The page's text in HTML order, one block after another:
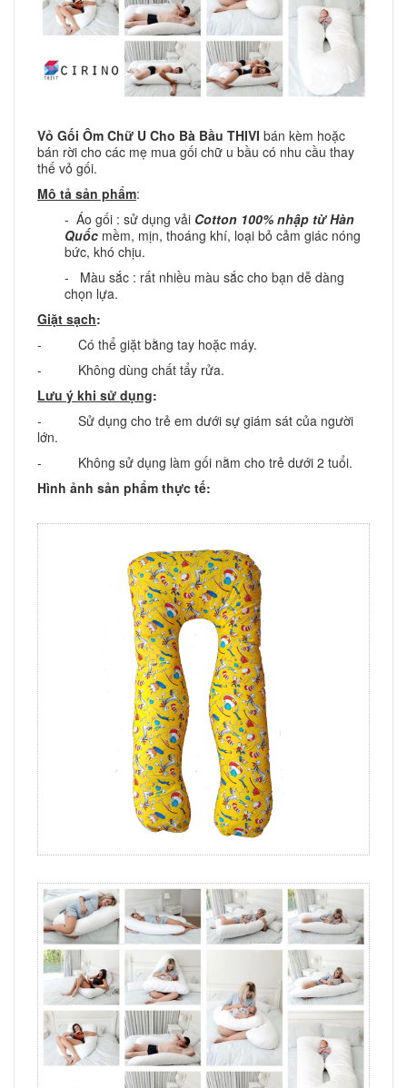
Vỏ Gối Ôm Chữ U Cho Bà Bầu THIVI bán kèm hoặc
bán rời cho các mẹ mua gối chữ u bầu có nhu cầu thay
thế vỏ gối.
Mô tả sản phẩm:
- Áo gối : sử dụng vải Cotton 100% nhập từ Hàn
Quốc mềm, mịn, thoáng khí, loại bỏ cảm giác nóng
bức, khó chịu.
- Màu sắc : rất nhiều màu sắc cho bạn dễ dàng
chọn lựa.
Giặt sạch:
- Có thể giặt bằng tay hoặc máy.
- Không dùng chất tẩy rửa.
Lưu ý khi sử dụng:
- Sử dụng cho trẻ em dưới sự giám sát của người
lớn.
- Không sử dụng làm gối nằm cho trẻ dưới 2 tuổi.
Hình ảnh sản phẩm thực tế: